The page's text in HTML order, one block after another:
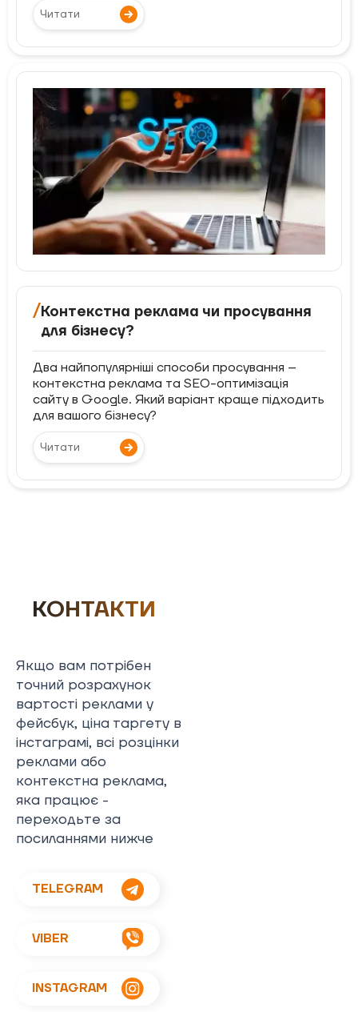
Читати
/Контекстна реклама чи просування
для бізнесу?
Два найпопулярніші способи просування –
контекстна реклама та SEO-оптимізація
сайту в Google. Який варіант краще підходить
для вашого бізнесу?
Читати
КОНТАКТИ
Якщо вам потрібен
точний розрахунок
вартості реклами у
фейсбук, ціна таргету в
інстаграмі, всі розцінки
реклами або
контекстна реклама,
яка працює -
переходьте за
посиланнями нижче
TELEGRAM
VIBER
INSTAGRAM